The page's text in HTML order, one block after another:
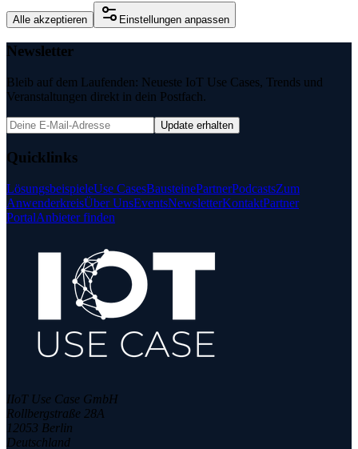
Alle akzeptieren Einstellungen anpassen
Newsletter
Bleib auf dem Laufenden: Neueste IoT Use Cases, Trends und
Veranstaltungen direkt in dein Postfach.
Update erhalten
Quicklinks
LösungsbeispieleUse CasesBausteinePartnerPodcastsZum
AnwenderkreisÜber UnsEventsNewsletterKontaktPartner
PortalAnbieter finden
IIoT Use Case GmbH
Rollbergstraße 28A
12053 Berlin
Deutschland